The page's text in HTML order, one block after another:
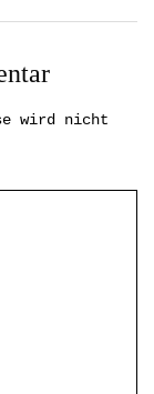
wird nicht